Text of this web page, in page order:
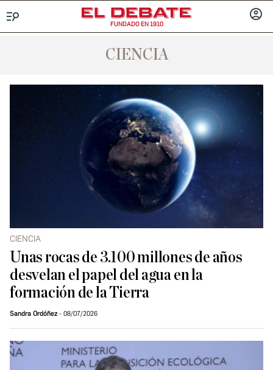
FUNDADO EN 1910
CIENCIA
CIENCIA
Unas rocas de 3.100 millones de años
desvelan el papel del agua en la
formación de la Tierra
Sandra Ordóñez 08/07/2026